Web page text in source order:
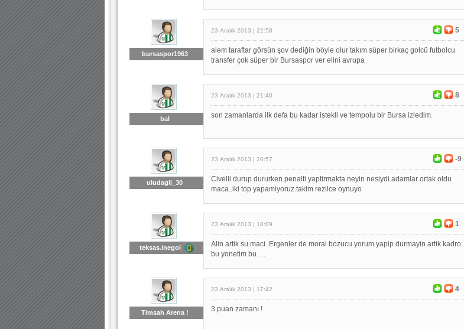
bursaspor1963
23 Aralık 2013 | 22:58 5
alem taraftar görsün şov dediğin böyle olur takım süper birkaç golcü futbolcu
transfer çok süper bir Bursaspor ver elini avrupa
bal
23 Aralık 2013 | 21:40 8
son zamanlarda ilk defa bu kadar istekli ve tempolu bir Bursa izledim.
uludagli_30
23 Aralık 2013 | 20:57 -9
Civelli durup dururken penalti yaptirmakta neyin nesiydi.adamlar ortak oldu
maca..iki top yapamiyoruz.takim rezilce oynuyo
teksas.inegol
23 Aralık 2013 | 18:09 1
Alin artik su maci. Ergenler de moral bozucu yorum yapip durmayin artik kadro
bu yonetim bu. . .
Timsah Arena !
23 Aralık 2013 | 17:42 4
3 puan zamanı !